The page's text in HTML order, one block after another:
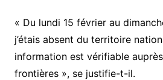
« Du lundi 15 février au
j’étais absent du territoire
information est vérifiable
frontières », se justifie-t-il.